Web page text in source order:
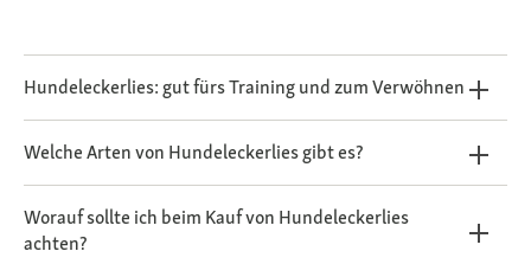
Hundeleckerlies: gut fürs Training und zum Verwöhnen
Welche Arten von Hundeleckerlies gibt es?
Worauf sollte ich beim Kauf von Hundeleckerlies
achten?